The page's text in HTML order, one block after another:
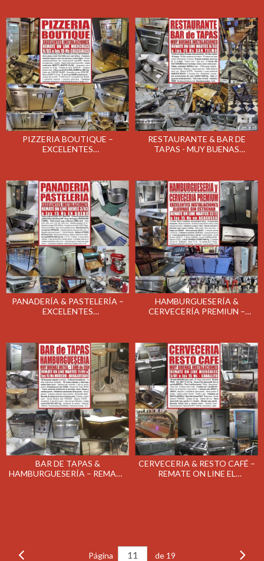
22/03/2022
PIZZERIA BOUTIQUE –
EXCELENTES
9/03/2022
RESTAURANTE & BAR DE
TAPAS - MUY BUENAS
8/03/2022
PANADERÍA & PASTELERÍA –
EXCELENTES
A LAS 15 HS - UNICAMENTE
ON LINE -
HAMBURGUESERÍA &
CERVECERÍA PREMIUN –
BAR DE TAPAS &
HAMBURGUESERÍA – REMATE
CERVECERIA & RESTO CAFÉ –
REMATE ON LINE EL
Página de 19